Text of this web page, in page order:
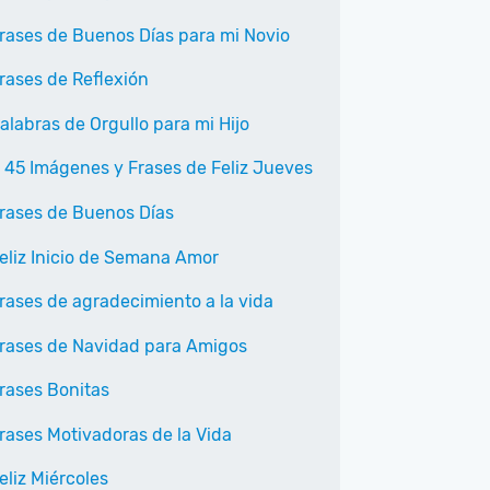
de Buenos Días para mi Novio
de Reflexión
de Orgullo para mi Hijo
45 Imágenes y Frases de Feliz Jueves
de Buenos Días
Inicio de Semana Amor
de agradecimiento a la vida
de Navidad para Amigos
Bonitas
Motivadoras de la Vida
Miércoles